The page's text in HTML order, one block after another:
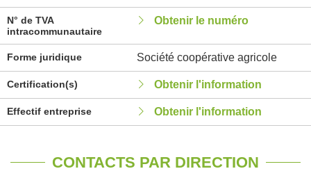
N° de TVA
intracommunautaire
Obtenir le numéro
Forme juridique Société coopérative agricole
Certification(s) Obtenir l'information
Effectif entreprise Obtenir l'information
CONTACTS PAR DIRECTION